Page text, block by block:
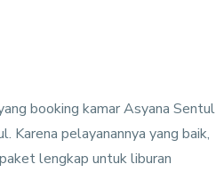
booking kamar Asyana Sentul
Karena pelayanannya yang baik,
lengkap untuk liburan